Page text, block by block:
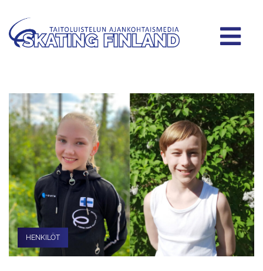
HENKILÖT